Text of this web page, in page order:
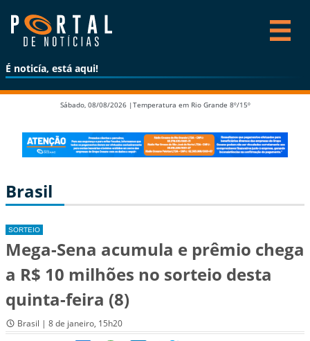
É noticía, está aqui!
Sábado, 08/08/2026 | Temperatura em Rio Grande 8º/15º
Brasil
SORTEIO
Mega-Sena acumula e prêmio chega
a R$ 10 milhões no sorteio desta
quinta-feira (8)
Brasil | 8 de janeiro, 15h20